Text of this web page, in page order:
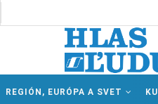
REGIÓN, EURÓPA A SVET